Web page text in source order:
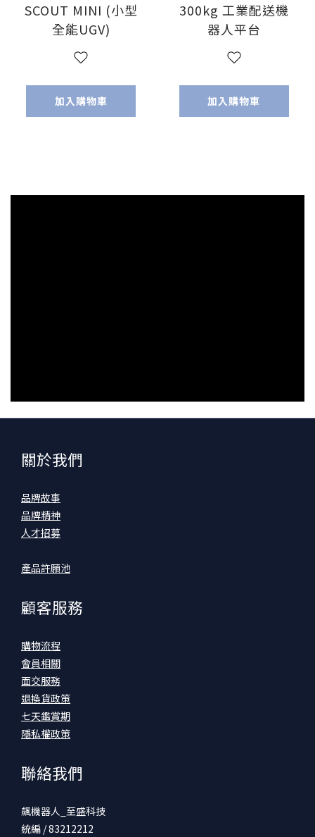
SCOUT MINI (小型
全能UGV)
加入購物車
300kg 工業配送機
器人平台
加入購物車
關於我們
品牌故事
品牌精神
人才招募
產品許願池
顧客服務
購物流程
會員相關
面交服務
退換貨政策
七天鑑賞期
隱私權政策
聯絡我們
飆機器人_至盛科技
統編 / 83212212